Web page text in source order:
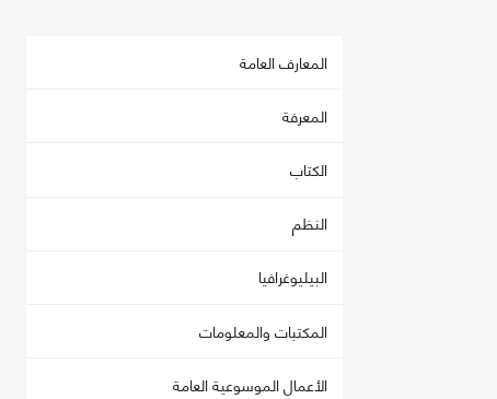
المعارف العامة
المعرفة
الكتاب
النظم
البيليوغرافيا
المكتبات والمعلومات
الأعمال الموسوعية العامة